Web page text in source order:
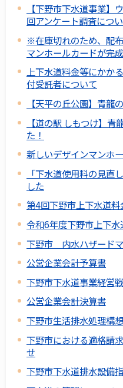
【下野市下水道事業】
回アンケート調査につ
※在庫切れのため、配
マンホールカードが完
上下水道料金等にかか
付受託者について
【天平の丘公園】青龍
【道の駅 しもつけ】
た！
新しいデザインマンホ
「下水道使用料の見直
した
第4回下野市上下水道
令和6年度下野市上下
下野市 内水ハザード
公営企業会計予算書
下野市下水道事業経営
公営企業会計決算書
下野市生活排水処理構
下野市における適格請
せ
下野市下水道排水設備